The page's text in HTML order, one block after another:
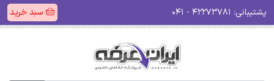
پشتیبانی: سبد خرید